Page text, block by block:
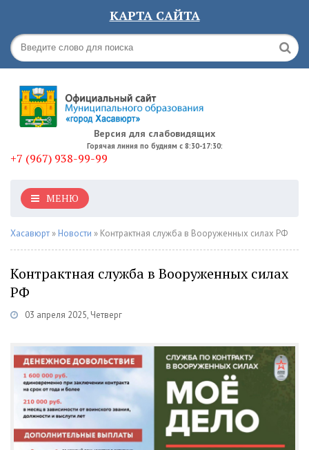
КАРТА САЙТА
Версия для слабовидящих
Горячая линия по будням с 8:30-17:30:
+7 (967) 938-99-99
МЕНЮ
Хасавюрт » Новости » Контрактная служба в Вооруженных силах РФ
Контрактная служба в Вооруженных силах
РФ
03 апреля 2025, Четверг